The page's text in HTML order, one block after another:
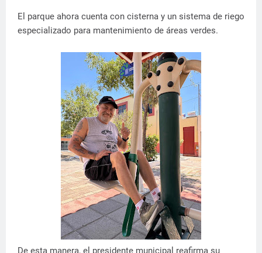
El parque ahora cuenta con cisterna y un sistema de riego
especializado para mantenimiento de áreas verdes.
De esta manera, el presidente municipal reafirma su